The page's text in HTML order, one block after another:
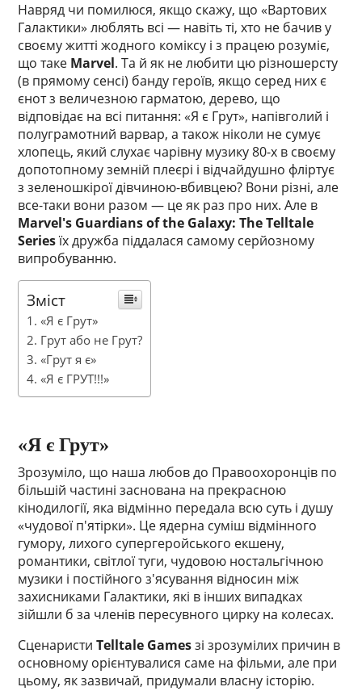
Навряд чи помилюся, якщо скажу, що «Вартових
Галактики» люблять всі — навіть ті, хто не бачив у
своєму житті жодного коміксу і з працею розуміє,
що таке Marvel. Та й як не любити цю різношерсту
(в прямому сенсі) банду героїв, якщо серед них є
єнот з величезною гарматою, дерево, що
відповідає на всі питання: «Я є Грут», напівголий і
полуграмотний варвар, а також ніколи не сумує
хлопець, який слухає чарівну музику 80-х в своєму
допотопному земній плеєрі і відчайдушно фліртує
з зеленошкірої дівчиною-вбивцею? Вони різні, але
все-таки вони разом — це як раз про них. Але в
Marvel's Guardians of the Galaxy: The Telltale
Seriesїх дружба піддалася самому серйозному
випробуванню.
Зміст
«Я є Грут»
Грут або не Грут?
«Грут я є»
«Я є ГРУТ!!!»
«Я є Грут»
Зрозуміло, що наша любов до Правоохоронців по
більшій частині заснована на прекрасною
кінодилогії, яка відмінно передала всю суть і душу
«чудової п'ятірки». Це ядерна суміш відмінного
гумору, лихого супергеройського екшену,
романтики, світлої туги, чудовою ностальгічною
музики і постійного з'ясування відносин між
захисниками Галактики, які в інших випадках
зійшли б за членів пересувного цирку на колесах.
СценаристиTelltale Gamesзі зрозумілих причин в
основному орієнтувалися саме на фільми, але при
цьому, як зазвичай, придумали власну історію.